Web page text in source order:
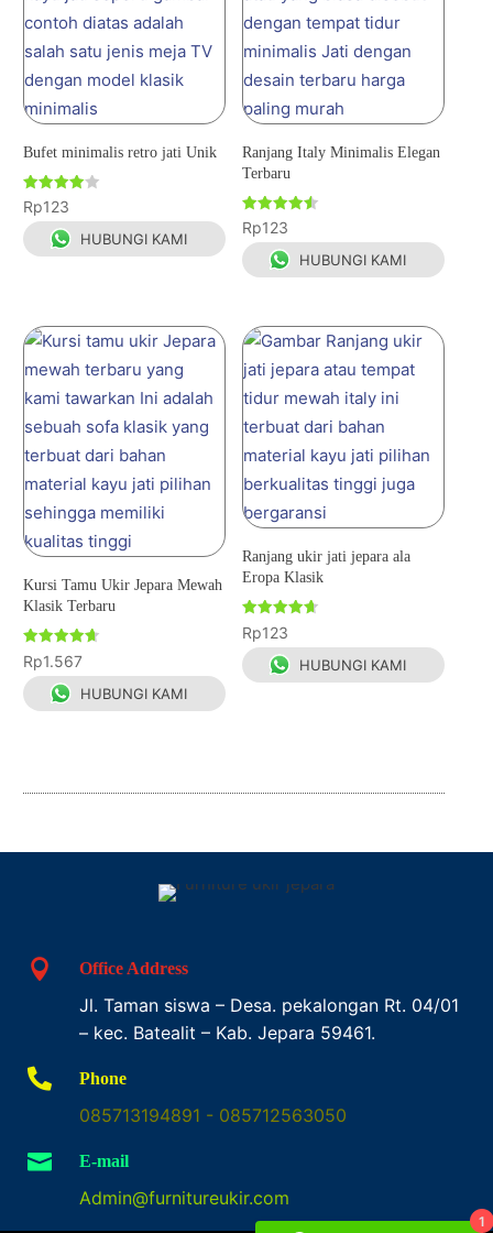
Bufet minimalis retro jati Unik
Dinilai
4.00
dari 5
Rp123
HUBUNGI KAMI
Ranjang Italy Minimalis Elegan
Terbaru
Dinilai
4.50
dari 5
Rp123
HUBUNGI KAMI
Kursi Tamu Ukir Jepara Mewah
Klasik Terbaru
Dinilai
4.67
dari 5
Rp1.567
HUBUNGI KAMI
Ranjang ukir jati jepara ala
Eropa Klasik
Dinilai
4.67
dari 5
Rp123
HUBUNGI KAMI
 Office Address
Jl. Taman siswa – Desa. pekalongan Rt. 04/01
– kec. Batealit – Kab. Jepara 59461.
 Phone
085713194891 - 085712563050
 E-mail
Admin@furnitureukir.com
1